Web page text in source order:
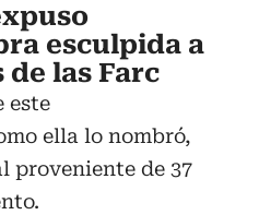
esculpida a
las Farc
este
ella lo nombró,
proveniente de 37